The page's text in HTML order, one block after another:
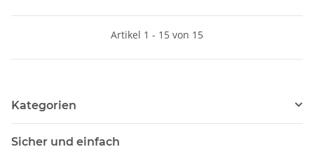
Artikel 1 - 15 von 15
Kategorien
Sicher und einfach